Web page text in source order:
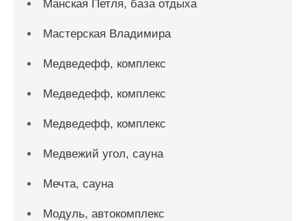
Манская Петля, база отдыха
Мастерская Владимира
Медведефф, комплекс
Медведефф, комплекс
Медведефф, комплекс
Медвежий угол, сауна
Мечта, сауна
Модуль, автокомплекс